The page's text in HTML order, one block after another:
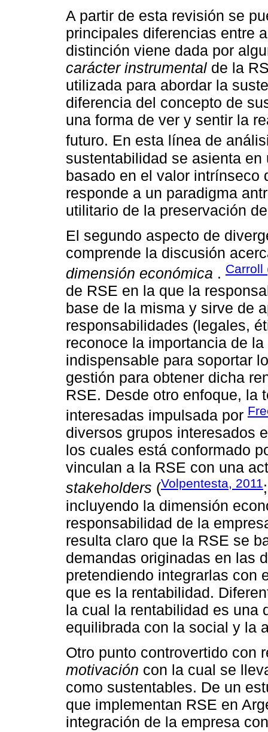
A partir de esta revisión se
principales diferencias entre
distinción viene dada por
carácter instrumental de la
utilizada para abordar la
diferencia del concepto de
una forma de ver y sentir la
futuro. En esta línea de
sustentabilidad se asienta
basado en el valor intrínseco
responde a un paradigma
utilitario de la preservación
El segundo aspecto de
comprende la discusión
dimensión económica . Carroll
de RSE en la que la
base de la misma y sirve de
responsabilidades (legales,
reconoce la importancia de
indispensable para soportar
gestión para obtener dicha
RSE. Desde otro enfoque, la
interesadas impulsada por
diversos grupos interesados
los cuales está conformado
vinculan a la RSE con una
stakeholders (Volpentesta, 2011
incluyendo la dimensión
responsabilidad de la
resulta claro que la RSE se
demandas originadas en las
pretendiendo integrarlas con
que es la rentabilidad.
la cual la rentabilidad es una
equilibrada con la social y la
Otro punto controvertido con
motivación con la cual se
como sustentables. De un
que implementan RSE en
integración de la empresa